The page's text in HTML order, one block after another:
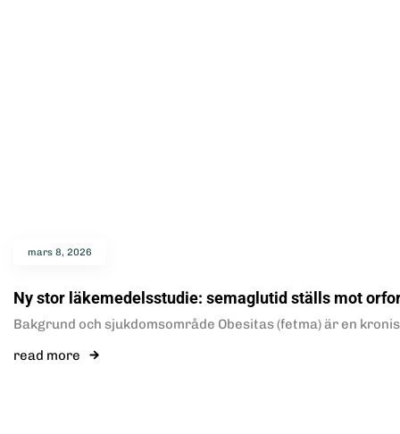
mars 8, 2026
Ny stor läkemedelsstudie: semaglutid ställs mot
Bakgrund och sjukdomsområde Obesitas (fetma) är en
read more